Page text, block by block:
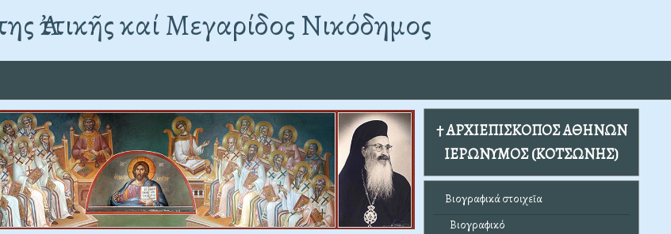
Ἀττικῆς καί Μεγαρίδος Νικόδημος
† ΑΡΧΙΕΠΙΣΚΟΠΟΣ ΑΘΗΝΩΝ
ΙΕΡΩΝΥΜΟΣ (ΚΟΤΣΩΝΗΣ)
Βιογραφικά στοιχεῖα
Βιογραφικό